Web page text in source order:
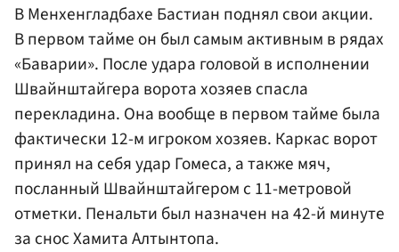
В Менхенгладбахе Бастиан поднял свои акции.
В первом тайме он был самым активным в рядах
«Баварии». После удара головой в исполнении
Швайнштайгера ворота хозяев спасла
перекладина. Она вообще в первом тайме была
фактически 12-м игроком хозяев. Каркас ворот
принял на себя удар Гомеса, а также мяч,
посланный Швайнштайгером с 11-метровой
отметки. Пенальти был назначен на 42-й минуте
за снос Хамита Алтынтопа.